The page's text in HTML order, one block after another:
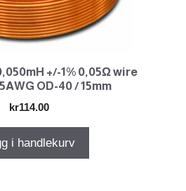
+/-1% 0,05Ω wire
OD-40 / 15mm
kr114.00
i handlekurv